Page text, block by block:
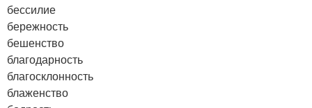
бессилие
бережность
бешенство
благодарность
благосклонность
блаженство